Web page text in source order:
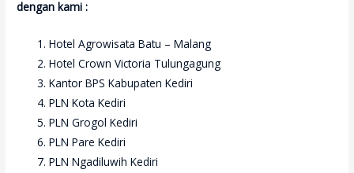
dengan kami :
Hotel Agrowisata Batu – Malang
Hotel Crown Victoria Tulungagung
Kantor BPS Kabupaten Kediri
PLN Kota Kediri
PLN Grogol Kediri
PLN Pare Kediri
PLN Ngadiluwih Kediri